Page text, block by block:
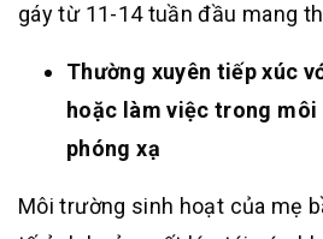
gáy từ 11-14 tuần đầu mang
Thường xuyên tiếp xúc
hoặc làm việc trong
phóng xạ
Môi trường sinh hoạt của mẹ